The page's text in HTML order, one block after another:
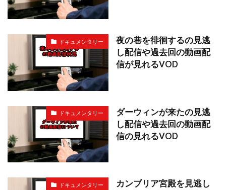
ドキュメンタリー
夜の巷を徘徊するの見逃
し配信や過去回の動画配
信が見れるVOD
ドキュメンタリー
ダーウィンが来たの見逃
し配信や過去回の動画配
信の見れるVOD
ドキュメンタリー
カンブリア宮殿を見逃し